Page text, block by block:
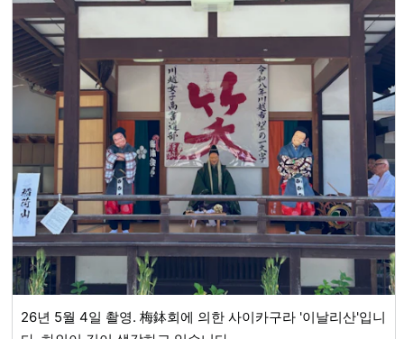
26년 5월 4일 촬영. 梅鉢회에 의한 사이카구라 '이날리산'입니